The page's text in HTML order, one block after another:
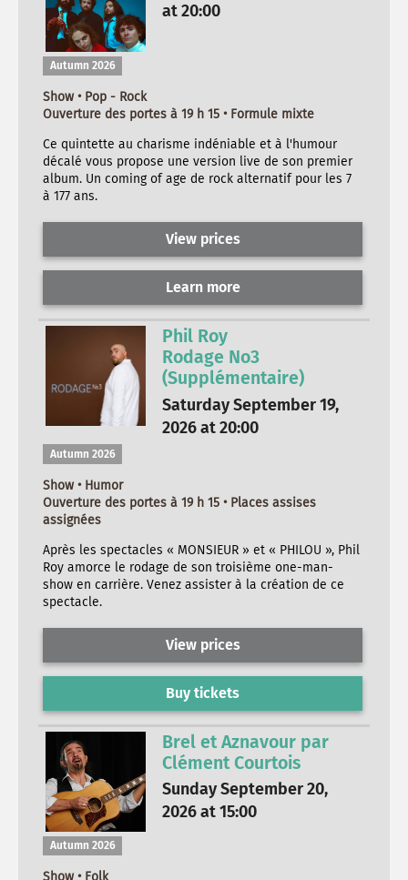
at 20:00
Autumn 2026
Show • Pop - Rock
Ouverture des portes à 19 h 15 • Formule mixte
Ce quintette au charisme indéniable et à l'humour
décalé vous propose une version live de son premier
album. Un coming of age de rock alternatif pour les 7
à 177 ans.
View prices
Learn more
Phil Roy
Rodage No3
(Supplémentaire)
Saturday September 19,
2026 at 20:00
Autumn 2026
Show • Humor
Ouverture des portes à 19 h 15 • Places assises
assignées
Après les spectacles « MONSIEUR » et « PHILOU », Phil
Roy amorce le rodage de son troisième one-man-
show en carrière. Venez assister à la création de ce
spectacle.
View prices
Buy tickets
Brel et Aznavour par
Clément Courtois
Sunday September 20,
2026 at 15:00
Autumn 2026